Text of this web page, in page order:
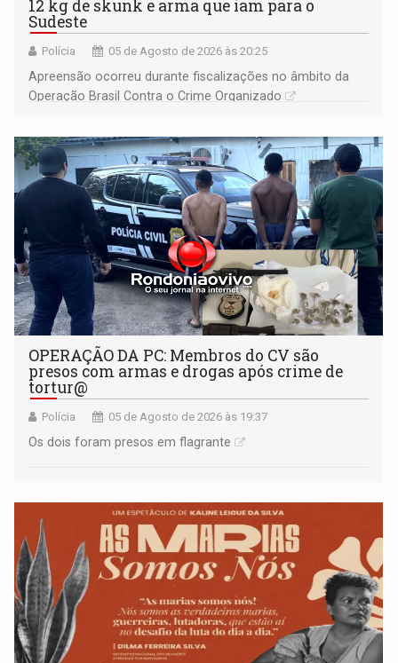
12 kg de skunk e arma que iam para o
Sudeste
Polícia 05 de Agosto de 2026 às 20:25
Apreensão ocorreu durante fiscalizações no âmbito da
Operação Brasil Contra o Crime Organizado
OPERAÇÃO DA PC: Membros do CV são
presos com armas e drogas após crime de
tortur@
Polícia 05 de Agosto de 2026 às 19:37
Os dois foram presos em flagrante